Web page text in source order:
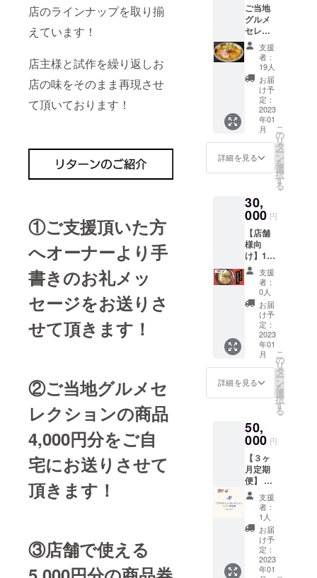
店のラインナップを取り揃
えています！
店主様と試作を繰り返しお
店の味をそのまま再現させ
て頂いております！
①ご支援頂いた方
へオーナーより手
書きのお礼メッ
セージをお送りさ
せて頂きます！
②ご当地グルメセ
レクションの商品
4,000円分をご自
宅にお送りさせて
頂きます！
③店舗で使える
ご当地
グルメ
セレク
ション
の7,000
円分の
商品を
お送り
いたし
ます。
支援
者：
19人
お届
け予
定：
2023
年01
月
詳細を見る
こ
の
リ
タ
ー
ン
を
選
択
す
る
30,
000 円
【店舗
様向
け】1ヶ
月あな
たの店
舗の商
品をご
当地グ
ルメセ
レク
ション
にて販
売しま
す！ PR
も兼ね
て店舗
を販売
してみ
ません
か？ ※
冷凍・
冷蔵調
理可能
な店舗
様のみ
※価格設
定は自
由 ※売
上は全
額お支
支援
者：
0人
お届
け予
定：
2023
年01
月
詳細を見る
こ
の
リ
タ
ー
ン
を
選
択
す
る
50,
000 円
【３ヶ
月定期
便】 1
月9日～
3月31日
までの
期間 毎
週土日
（26回
分）
3,000円
支援
者：
1人
お届
け予
定：
2023
年01